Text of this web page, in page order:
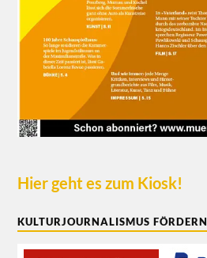
Hier geht es zum Kiosk!
KULTURJOURNALISMUS FÖRDERN